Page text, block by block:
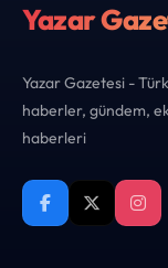
Yazar
Yazar Gazetesi -
haberler, gündem,
haberleri